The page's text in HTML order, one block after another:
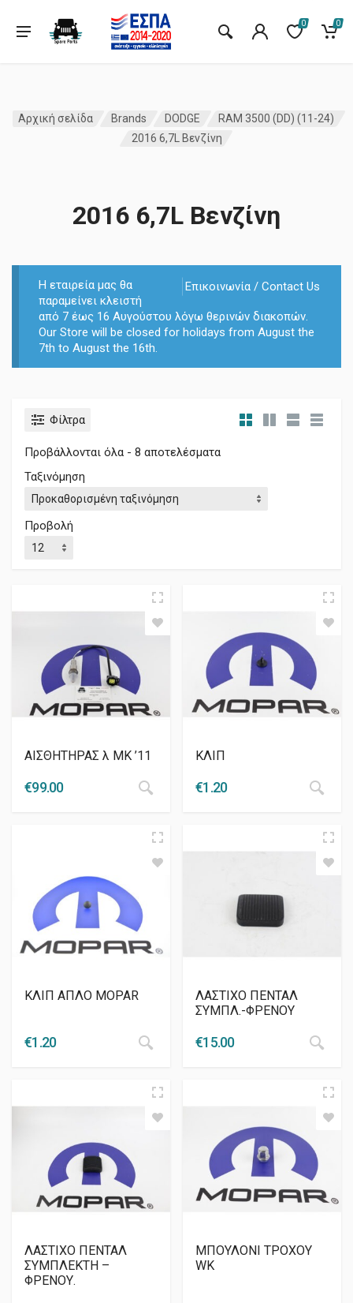
0 0
Αρχική σελίδα Brands DODGE
RAM 3500 (DD) (11-24)
2016 6,7L Βενζίνη
2016 6,7L Βενζίνη
Επικοινωνία / Contact Us
Η εταιρεία μας θα
παραμείνει κλειστή
από 7 έως 16 Αυγούστου λόγω θερινών διακοπών.
Our Store will be closed for holidays from August the
7th to August the 16th.
Φίλτρα
Προβάλλονται όλα - 8 αποτελέσματα
Ταξινόμηση
Προβολή
ΑΙΣΘΗΤΗΡΑΣ λ ΜΚ ’11
€99.00
ΚΛΙΠ
€1.20
ΚΛΙΠ ΑΠΛΟ MOPAR
€1.20
ΛΑΣΤΙΧΟ ΠΕΝΤΑΛ
ΣΥΜΠΛ.-ΦΡΕΝΟΥ
€15.00
ΛΑΣΤΙΧΟ ΠΕΝΤΑΛ
ΣΥΜΠΛΕΚΤΗ –
ΦΡΕΝΟΥ.
ΜΠΟΥΛΟΝΙ ΤΡΟΧΟΥ
WK